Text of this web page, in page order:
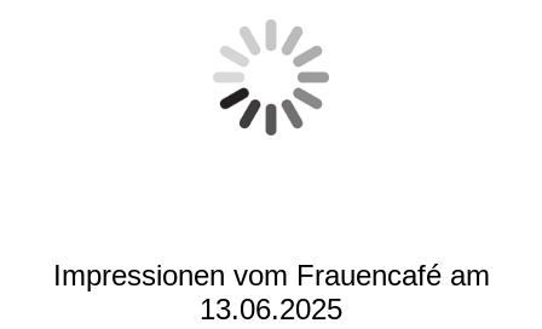
Impressionen vom Frauencafé am
13.06.2025